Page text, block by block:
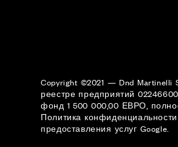
Copyright ©2021 — Dnd
реестре предприятий
фонд 1 500 000,00 ЕВРО,
Политика конфиденциальности
предоставления услуг Google.